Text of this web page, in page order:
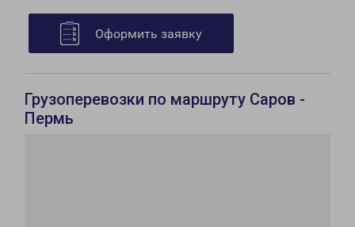
Оформить заявку
Грузоперевозки по маршруту Саров -
Пермь